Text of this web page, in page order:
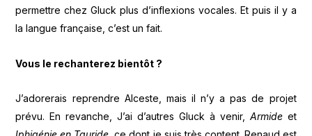
permettre chez Gluck plus d’inflexions vocales. Et puis il y a
la langue française, c’est un fait.
Vous le rechanterez bientôt ?
J’adorerais reprendre Alceste, mais il n’y a pas de projet
prévu. En revanche, J’ai d’autres Gluck à venir, Armideet